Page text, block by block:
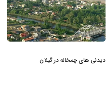
دیدنی های چمخاله در گیلان